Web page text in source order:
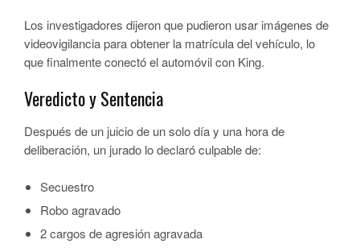
Los investigadores dijeron que pudieron usar imágenes de
videovigilancia para obtener la matrícula del vehículo, lo
que finalmente conectó el automóvil con King.
Veredicto y Sentencia
Después de un juicio de un solo día y una hora de
deliberación, un jurado lo declaró culpable de:
Secuestro
Robo agravado
2 cargos de agresión agravada